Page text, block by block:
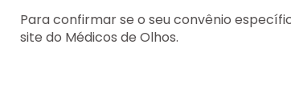
Para confirmar se o seu convênio
site do Médicos de Olhos.